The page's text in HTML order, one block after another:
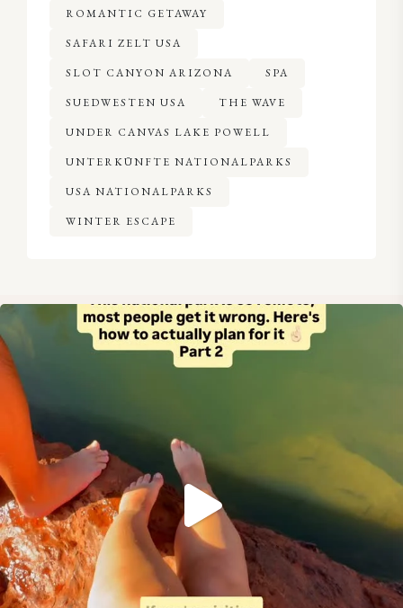
ROMANTIC GETAWAY
SAFARI ZELT USA
SLOT CANYON ARIZONA SPA
SUEDWESTEN USA THE WAVE
UNDER CANVAS LAKE POWELL
UNTERKÜNFTE NATIONALPARKS
USA NATIONALPARKS
WINTER ESCAPE